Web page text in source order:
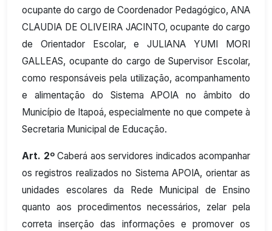
ocupante do cargo de Coordenador Pedagógico, ANA
CLAUDIA DE OLIVEIRA JACINTO, ocupante do cargo
de Orientador Escolar, e JULIANA YUMI MORI
GALLEAS, ocupante do cargo de Supervisor Escolar,
como responsáveis pela utilização, acompanhamento
e alimentação do Sistema APOIA no âmbito do
Município de Itapoá, especialmente no que compete à
Secretaria Municipal de Educação.
Art. 2ºCaberá aos servidores indicados acompanhar
os registros realizados no Sistema APOIA, orientar as
unidades escolares da Rede Municipal de Ensino
quanto aos procedimentos necessários, zelar pela
correta inserção das informações e promover os